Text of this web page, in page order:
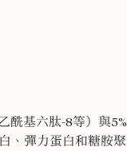
酰基六肽-8等）與5%
、彈力蛋白和糖胺聚